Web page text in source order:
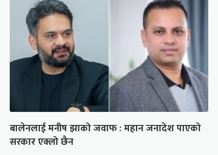
बालेनलाई मनीष झाको जवाफ : महान जनादेश पाएको
सरकार एक्लो छैन